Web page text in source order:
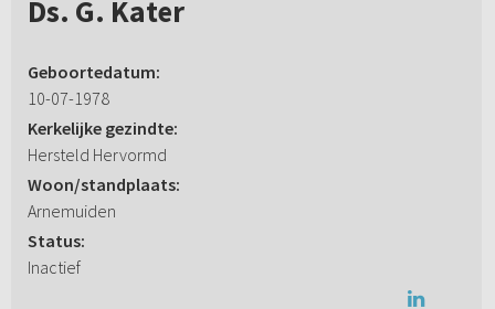
Ds. G. Kater
Geboortedatum:
10-07-1978
Kerkelijke gezindte:
Hersteld Hervormd
Woon/standplaats:
Arnemuiden
Status:
Inactief